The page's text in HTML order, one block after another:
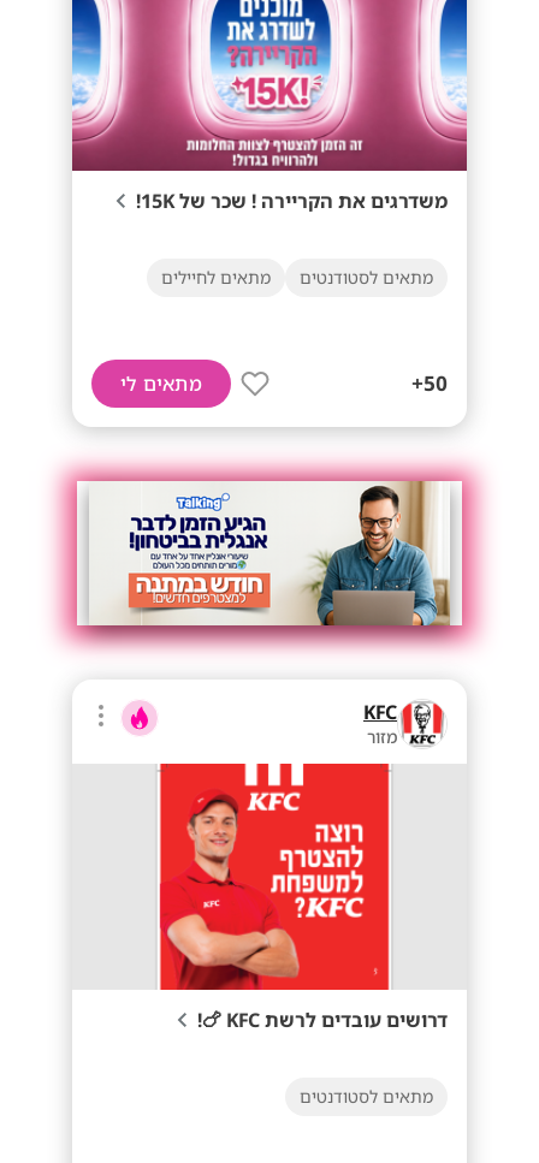
משדרגים את הקריירה ! שכר של 15K!
מתאים לסטודנטים מתאים לחיילים
50+ מתאים לי
KFC
מזור
דרושים עובדים לרשת KFC 🍗!
מתאים לסטודנטים